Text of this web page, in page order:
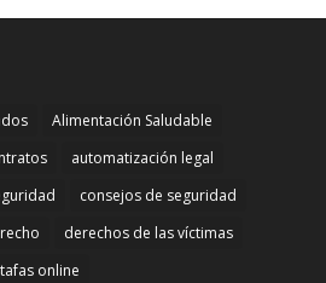
Alimentación Saludable
automatización legal
consejos de seguridad
derechos de las víctimas
online